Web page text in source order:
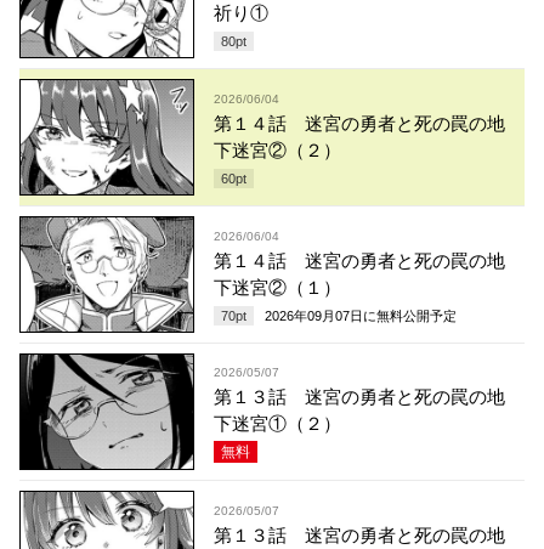
祈り①
80pt
2026/06/04
第１４話 迷宮の勇者と死の罠の地
下迷宮②（２）
60pt
2026/06/04
第１４話 迷宮の勇者と死の罠の地
下迷宮②（１）
70pt 2026年09月07日 に無料公開予定
2026/05/07
第１３話 迷宮の勇者と死の罠の地
下迷宮①（２）
無料
2026/05/07
第１３話 迷宮の勇者と死の罠の地